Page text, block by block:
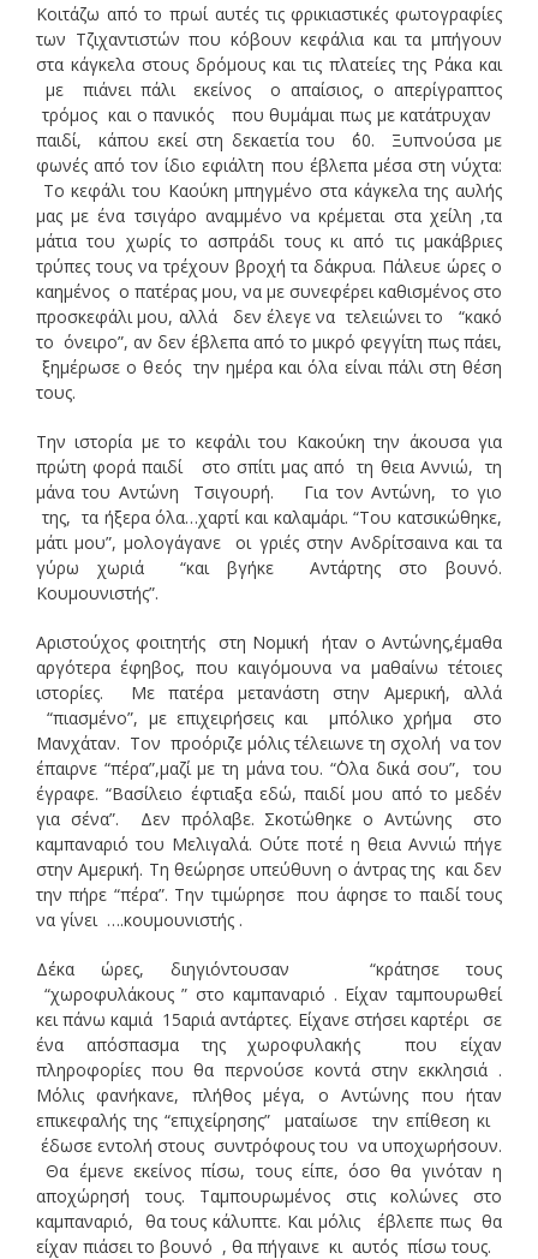
Κοιτάζω από το πρωί αυτές τις φρικιαστικές φωτογραφίες
των Τζιχαντιστών που κόβουν κεφάλια και τα μπήγουν
στα κάγκελα στους δρόμους και τις πλατείες της Ράκα και
με πιάνει πάλι εκείνος ο απαίσιος, ο απερίγραπτος
τρόμος και ο πανικός που θυμάμαι πως με κατάτρυχαν
παιδί, κάπου εκεί στη δεκαετία του ΄60. Ξυπνούσα με
φωνές από τον ίδιο εφιάλτη που έβλεπα μέσα στη νύχτα:
Το κεφάλι του Καούκη μπηγμένο στα κάγκελα της αυλής
μας με ένα τσιγάρο αναμμένο να κρέμεται στα χείλη ,τα
μάτια του χωρίς το ασπράδι τους κι από τις μακάβριες
τρύπες τους να τρέχουν βροχή τα δάκρυα. Πάλευε ώρες ο
καημένος ο πατέρας μου, να με συνεφέρει καθισμένος στο
προσκεφάλι μου, αλλά δεν έλεγε να τελειώνει το “κακό
το όνειρο”, αν δεν έβλεπα από το μικρό φεγγίτη πως πάει,
ξημέρωσε ο θεός την ημέρα και όλα είναι πάλι στη θέση
τους.
Την ιστορία με το κεφάλι του Κακούκη την άκουσα για
πρώτη φορά παιδί στο σπίτι μας από τη θεια Αννιώ, τη
μάνα του Αντώνη Τσιγουρή. Για τον Αντώνη, το γιο
της, τα ήξερα όλα…χαρτί και καλαμάρι. “Του κατσικώθηκε,
μάτι μου”, μολογάγανε οι γριές στην Ανδρίτσαινα και τα
γύρω χωριά “και βγήκε Αντάρτης στο βουνό.
Κουμουνιστής”.
Αριστούχος φοιτητής στη Νομική ήταν ο Αντώνης,έμαθα
αργότερα έφηβος, που καιγόμουνα να μαθαίνω τέτοιες
ιστορίες. Με πατέρα μετανάστη στην Αμερική, αλλά
“πιασμένο”, με επιχειρήσεις και μπόλικο χρήμα στο
Μανχάταν. Τον προόριζε μόλις τέλειωνε τη σχολή να τον
έπαιρνε “πέρα”,μαζί με τη μάνα του. “΄Ολα δικά σου”, του
έγραφε. “Βασίλειο έφτιαξα εδώ, παιδί μου από το μεδέν
για σένα”. Δεν πρόλαβε. Σκοτώθηκε ο Αντώνης στο
καμπαναριό του Μελιγαλά. Ούτε ποτέ η θεια Αννιώ πήγε
στην Αμερική. Τη θεώρησε υπεύθυνη ο άντρας της και δεν
την πήρε “πέρα”. Την τιμώρησε που άφησε το παιδί τους
να γίνει ….κουμουνιστής .
Δέκα ώρες, διηγιόντουσαν “κράτησε τους
“χωροφυλάκους ” στο καμπαναριό . Είχαν ταμπουρωθεί
κει πάνω καμιά 15αριά αντάρτες. Είχανε στήσει καρτέρι σε
ένα απόσπασμα της χωροφυλακής που είχαν
πληροφορίες που θα περνούσε κοντά στην εκκλησιά .
Μόλις φανήκανε, πλήθος μέγα, ο Αντώνης που ήταν
επικεφαλής της “επιχείρησης” ματαίωσε την επίθεση κι
έδωσε εντολή στους συντρόφους του να υποχωρήσουν.
Θα έμενε εκείνος πίσω, τους είπε, όσο θα γινόταν η
αποχώρησή τους. Ταμπουρωμένος στις κολώνες στο
καμπαναριό, θα τους κάλυπτε. Και μόλις έβλεπε πως θα
είχαν πιάσει το βουνό , θα πήγαινε κι αυτός πίσω τους.